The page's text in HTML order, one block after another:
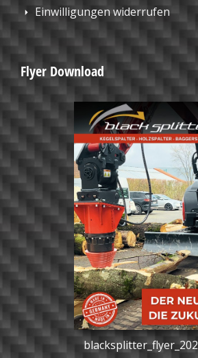
Einwilligungen widerrufen
Flyer Download